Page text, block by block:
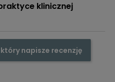
klinicznej
napisze recenzję